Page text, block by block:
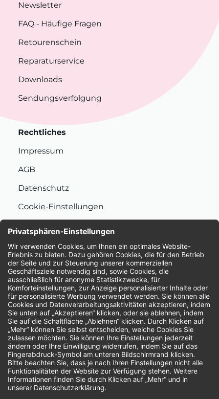
Newsletter
FAQ - Häufige Fragen
Retourenschein
Reparaturservice
Downloads
Sendungsverfolgung
Rechtliches
Impressum
AGB
Datenschutz
Cookie-Einstellungen
Bewertungen